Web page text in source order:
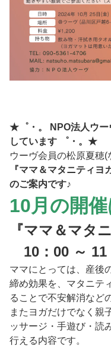
★゜・。 NPO法人ウー
しています ゜・。★
ウーヴ会員の松原夏穂
『ママ＆マタニティヨ
のご案内です♪
10月の開
『ママ＆マタ
10：00 ～ 11
ママにとっては、産後
締め効果を、マタニテ
ることで不安解消など
またヨガだけでなく親
ッサージ・手遊び・読
行える内容です。